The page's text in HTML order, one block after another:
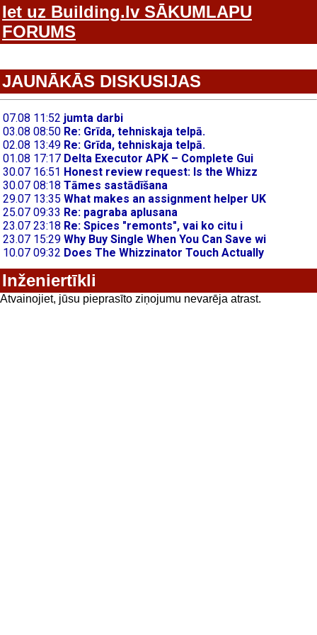
Iet uz Building.lv SĀKUMLAPU
FORUMS
JAUNĀKĀS DISKUSIJAS
Inženiertīkli
Atvainojiet, jūsu pieprasīto ziņojumu nevarēja atrast.